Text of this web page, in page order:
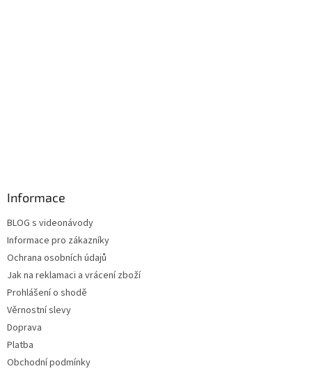
Informace
BLOG s videonávody
Informace pro zákazníky
Ochrana osobních údajů
Jak na reklamaci a vrácení zboží
Prohlášení o shodě
Věrnostní slevy
Doprava
Platba
Obchodní podmínky